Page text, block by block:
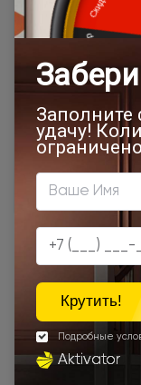
Товар
500x1900
Двери модерн
Стильные
Магнолия ST
900x2000
600x1950
Двери
800x2100
Наши